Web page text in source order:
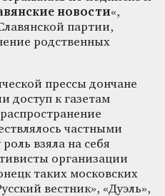
новости«,
партии,
родственных
прессы дончане
доступ к газетам
частными
взяла на себя
организации
таких московских
вестник», «Дуэль»,